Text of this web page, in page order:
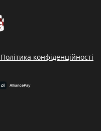
Політика конфіденційності